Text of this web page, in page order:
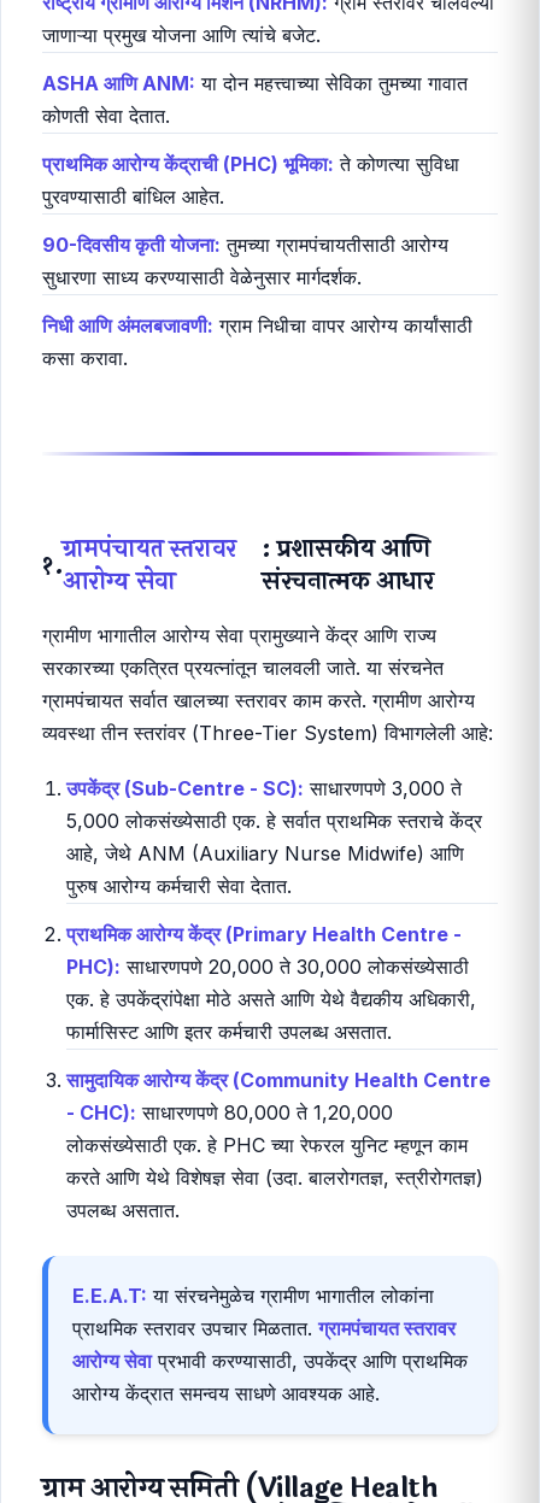
क्विक TL;DR / या लेखातून तुम्हाला काय
शिकायला मिळेल?
हा लेख ग्रामीण आरोग्य व्यवस्थेचा नकाशा आहे. तुम्ही शिकाल:
राष्ट्रीय ग्रामीण आरोग्य मिशन (NRHM):ग्राम स्तरावर चालवल्या
जाणाऱ्या प्रमुख योजना आणि त्यांचे बजेट.
ASHA आणि ANM:या दोन महत्त्वाच्या सेविका तुमच्या गावात
कोणती सेवा देतात.
प्राथमिक आरोग्य केंद्राची (PHC) भूमिका:ते कोणत्या सुविधा
पुरवण्यासाठी बांधिल आहेत.
सुधारणा साध्य करण्यासाठी वेळेनुसार मार्गदर्शक.
कसा करावा.
१.ग्रामपंचायत स्तरावर
: प्रशासकीय आणि
संरचनात्मक आधार
ग्रामीण भागातील आरोग्य सेवा प्रामुख्याने केंद्र आणि राज्य
सरकारच्या एकत्रित प्रयत्नांतून चालवली जाते. या संरचनेत
ग्रामपंचायत सर्वात खालच्या स्तरावर काम करते. ग्रामीण आरोग्य
व्यवस्था तीन स्तरांवर (Three-Tier System) विभागलेली आहे:
उपकेंद्र (Sub-Centre - SC):साधारणपणे 3,000 ते
5,000 लोकसंख्येसाठी एक. हे सर्वात प्राथमिक स्तराचे केंद्र
आहे, जेथे ANM (Auxiliary Nurse Midwife) आणि
प्राथमिक आरोग्य केंद्र (Primary Health Centre -
PHC):साधारणपणे 20,000 ते 30,000 लोकसंख्येसाठी
एक. हे उपकेंद्रांपेक्षा मोठे असते आणि येथे वैद्यकीय अधिकारी,
फार्मासिस्ट आणि इतर कर्मचारी उपलब्ध असतात.
- CHC):साधारणपणे 80,000 ते 1,20,000
लोकसंख्येसाठी एक. हे PHC च्या रेफरल युनिट म्हणून काम
करते आणि येथे विशेषज्ञ सेवा (उदा. बालरोगतज्ञ, स्त्रीरोगतज्ञ)
उपलब्ध असतात.
E.E.A.T:
या संरचनेमुळेच ग्रामीण भागातील लोकांना